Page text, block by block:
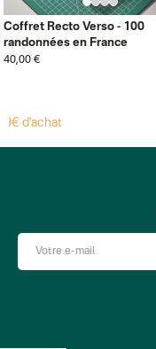
Coffret Recto Verso - 100
randonnées en France
40,00 €